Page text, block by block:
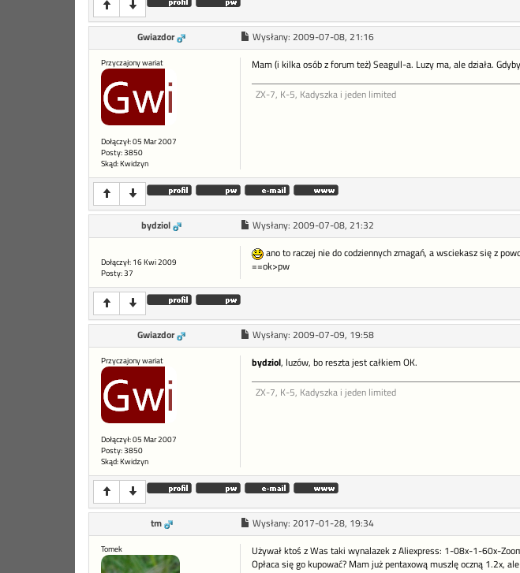
Gwiazdor Wysłany: 2009-07-08, 21:16
Przyczajony wariat
Dołączył: 05 Mar 2007
Posty: 3850
Skąd: Kwidzyn
Mam (i kilka osób z forum też) Seagull-a. Luzy ma, ale działa.
ZX-7, K-5, Kadyszka i jeden limited
bydziol Wysłany: 2009-07-08, 21:32
Dołączył: 16 Kwi 2009
Posty: 37
ano to raczej nie do codziennych zmagań, a wsciekasz się z
==ok>pw
Gwiazdor Wysłany: 2009-07-09, 19:58
Przyczajony wariat
Dołączył: 05 Mar 2007
Posty: 3850
Skąd: Kwidzyn
bydziol, luzów, bo reszta jest całkiem OK.
ZX-7, K-5, Kadyszka i jeden limited
tm Wysłany: 2017-01-28, 19:34
Tomek
Używał ktoś z Was taki wynalazek z Aliexpress: 1-08x-1-60x-
Opłaca się go kupować? Mam już pentaxową muszlę oczną 1.2x,